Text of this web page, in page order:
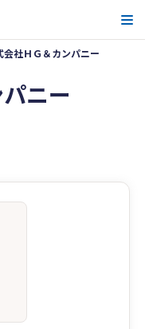
会社ＨＧ＆カンパニー
ニー